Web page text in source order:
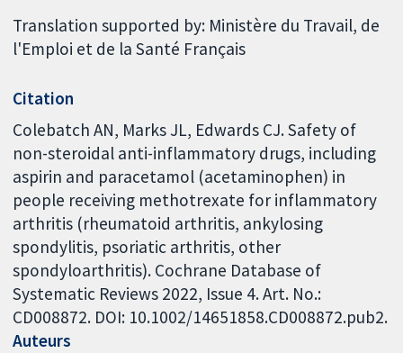
Translation supported by: Ministère du Travail, de
l'Emploi et de la Santé Français
Citation
Colebatch AN, Marks JL, Edwards CJ. Safety of
non-steroidal anti-inflammatory drugs, including
aspirin and paracetamol (acetaminophen) in
people receiving methotrexate for inflammatory
arthritis (rheumatoid arthritis, ankylosing
spondylitis, psoriatic arthritis, other
spondyloarthritis). Cochrane Database of
Systematic Reviews 2022, Issue 4. Art. No.:
CD008872. DOI: 10.1002/14651858.CD008872.pub2.
Auteurs